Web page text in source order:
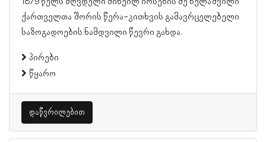
ქართველთა შორის წერა-კითხვის გამავრცელებელი
საზოგადოების ნამდვილი წევრი გახდა.
პირები
წყარო
დაწვრილებით